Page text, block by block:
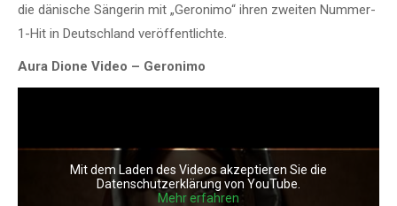
die dänische Sängerin mit „Geronimo“ ihren zweiten Nummer-
1-Hit in Deutschland veröffentlichte.
Aura Dione Video – Geronimo
Mit dem Laden des Videos akzeptieren Sie die
Datenschutzerklärung von YouTube.
Mehr erfahren